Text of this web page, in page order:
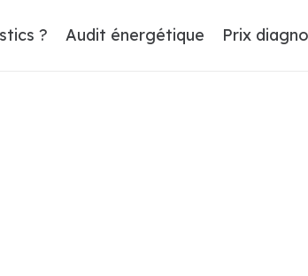
? Audit énergétique Prix